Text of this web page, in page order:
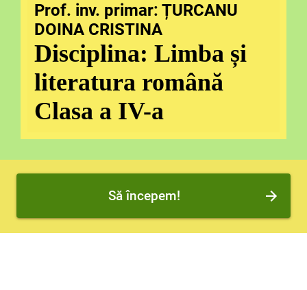
Prof. inv. primar: ȚURCANU
DOINA CRISTINA
Disciplina: Limba și
literatura română
Clasa a IV-a
Să începem!